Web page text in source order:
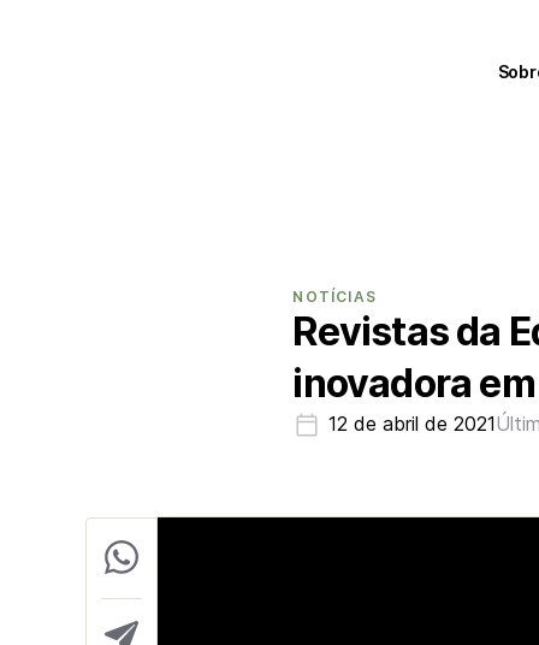
NOTÍCIAS
Revistas da
inovadora
12 de abril de 2021